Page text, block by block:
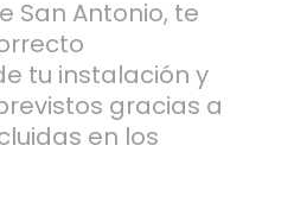
San Antonio, te
tu instalación y
gracias a
en los